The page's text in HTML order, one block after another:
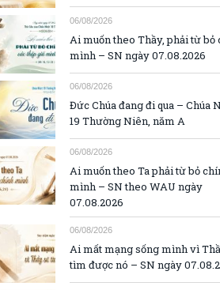
06/08/2026
Ai muốn theo Thầy, phải từ bỏ
mình – SN ngày 07.08.2026
06/08/2026
Đức Chúa đang đi qua – Chúa
19 Thường Niên, năm A
06/08/2026
Ai muốn theo Ta phải từ bỏ
mình – SN theo WAU ngày
07.08.2026
06/08/2026
Ai mất mạng sống mình vì
tìm được nó – SN ngày